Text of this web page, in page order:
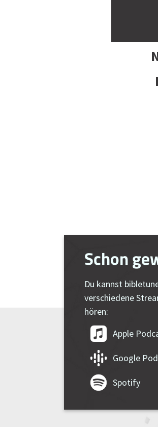
Schon
Du kannst
verschiedene
hören:
Apple
Google
Spotify